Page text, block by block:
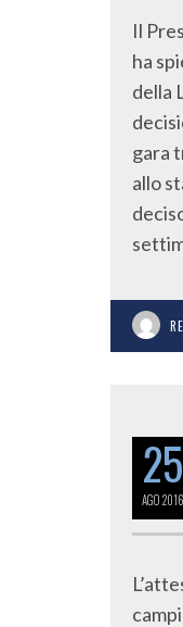
Il
ha
della
gara
allo
25
AGO2016